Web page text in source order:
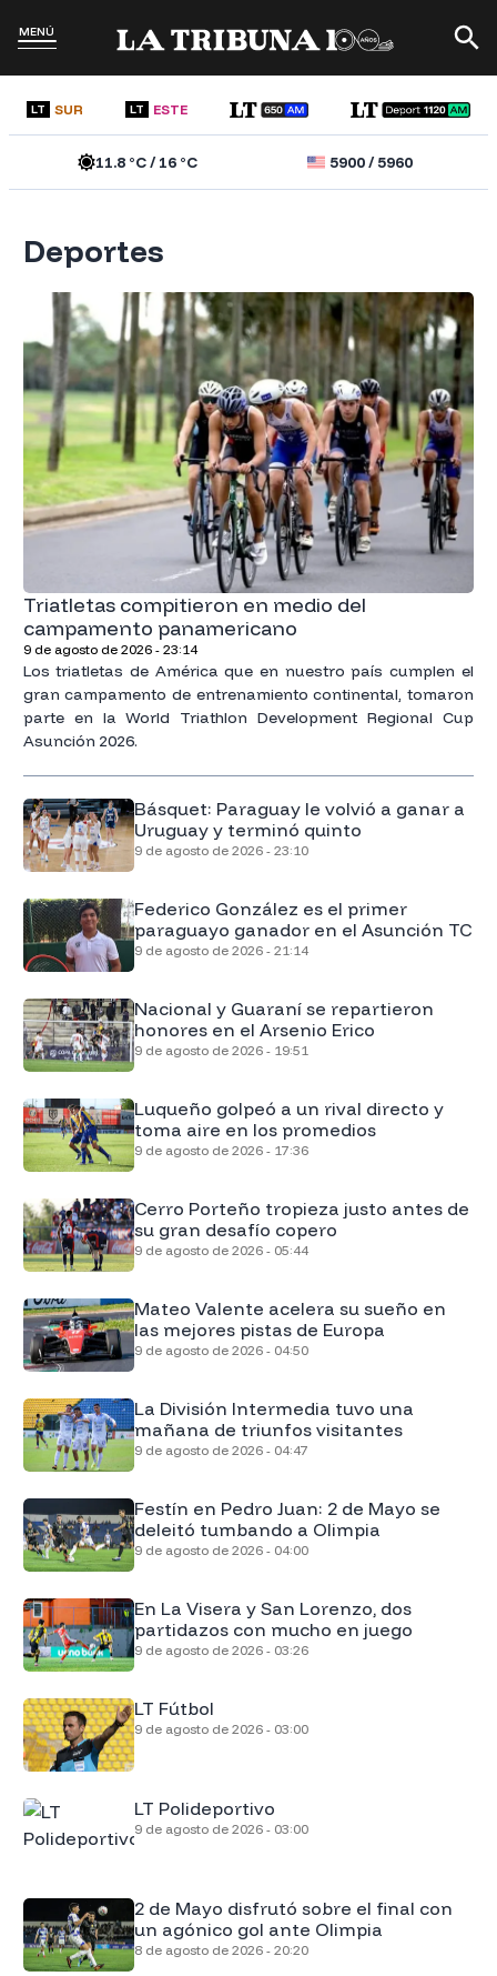
MENÚ
LT SUR LT ESTE
11.8 °C /16 °C 5900/5960
Deportes
Triatletas compitieron en medio del
campamento panamericano
9 de agosto de 2026 - 23:14
Los triatletas de América que en nuestro país cumplen el
gran campamento de entrenamiento continental, tomaron
parte en la World Triathlon Development Regional Cup
Asunción 2026.
Básquet: Paraguay le volvió a ganar a
Uruguay y terminó quinto
9 de agosto de 2026 - 23:10
Federico González es el primer
paraguayo ganador en el Asunción TC
9 de agosto de 2026 - 21:14
Nacional y Guaraní se repartieron
honores en el Arsenio Erico
9 de agosto de 2026 - 19:51
Luqueño golpeó a un rival directo y
toma aire en los promedios
9 de agosto de 2026 - 17:36
Cerro Porteño tropieza justo antes de
su gran desafío copero
9 de agosto de 2026 - 05:44
Mateo Valente acelera su sueño en
las mejores pistas de Europa
9 de agosto de 2026 - 04:50
La División Intermedia tuvo una
mañana de triunfos visitantes
9 de agosto de 2026 - 04:47
Festín en Pedro Juan: 2 de Mayo se
deleitó tumbando a Olimpia
9 de agosto de 2026 - 04:00
En La Visera y San Lorenzo, dos
partidazos con mucho en juego
9 de agosto de 2026 - 03:26
LT Fútbol
9 de agosto de 2026 - 03:00
LT Polideportivo
9 de agosto de 2026 - 03:00
2 de Mayo disfrutó sobre el final con
un agónico gol ante Olimpia
8 de agosto de 2026 - 20:20